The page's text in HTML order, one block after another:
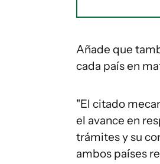
Añade que
cada país en
"El citado
el avance en
trámites y su
ambos países